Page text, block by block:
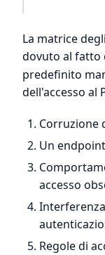
La matrice
dovuto al fatto
predefinito
dell'accesso al
Corruzione
Un
accesso
Regole di